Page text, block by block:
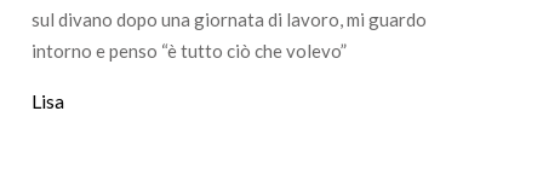
sul divano dopo una giornata di lavoro, mi guardo
intorno e penso “è tutto ciò che volevo”
Lisa